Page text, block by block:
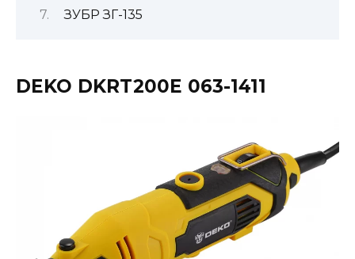
ЗУБР ЗГ-135
DEKO DKRT200E 063-1411